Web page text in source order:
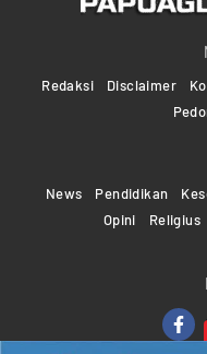
Redaksi Disclaimer
News Pendidikan
Opini
Religius